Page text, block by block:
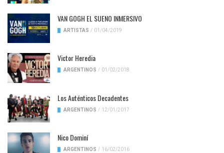
VAN GOGH EL SUENO INMERSIVO
ARTISTAS / 01/04/2019
Victor Heredia
ARGENTINOS / 01/02/2018
Los Auténticos Decadentes
ARGENTINOS / 12/01/2017
Nico Dominí
ARGENTINOS / 16/02/2016